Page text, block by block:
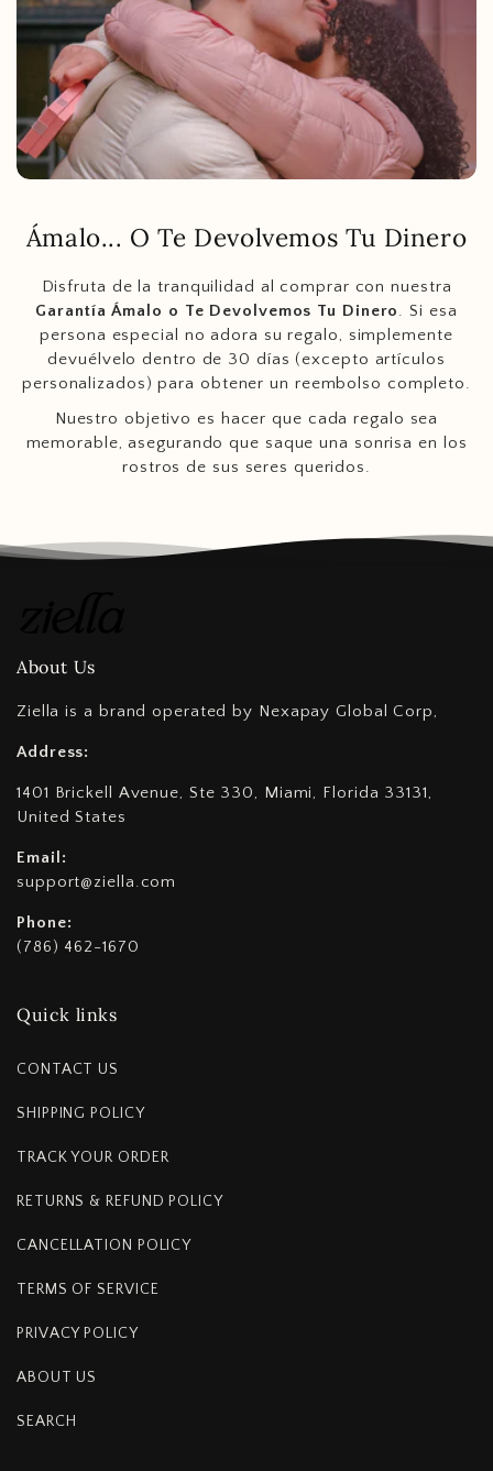
Ámalo... O Te Devolvemos Tu Dinero
Disfruta de la tranquilidad al comprar con nuestra
Garantía Ámalo o Te Devolvemos Tu Dinero. Si esa
persona especial no adora su regalo, simplemente
devuélvelo dentro de 30 días (excepto artículos
personalizados) para obtener un reembolso completo.
Nuestro objetivo es hacer que cada regalo sea
memorable, asegurando que saque una sonrisa en los
rostros de sus seres queridos.
About Us
Ziella is a brand operated by Nexapay Global Corp,
Address:
1401 Brickell Avenue, Ste 330, Miami, Florida 33131,
United States
Email:
support@ziella.com
Phone:
(786) 462-1670
Quick links
CONTACT US
SHIPPING POLICY
TRACK YOUR ORDER
RETURNS & REFUND POLICY
CANCELLATION POLICY
TERMS OF SERVICE
PRIVACY POLICY
ABOUT US
SEARCH